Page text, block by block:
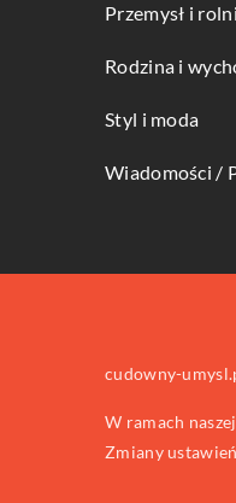
Przemysł i
Rodzina i
Styl i moda
Wiadomości /
cudowny-
W ramach
Zmiany